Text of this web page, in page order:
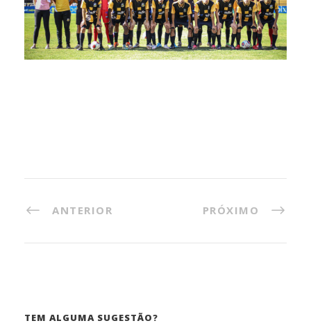
ANTERIOR PRÓXIMO
TEM ALGUMA SUGESTÃO?